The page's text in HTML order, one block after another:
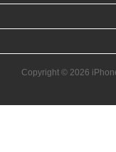
Copyright © 2026